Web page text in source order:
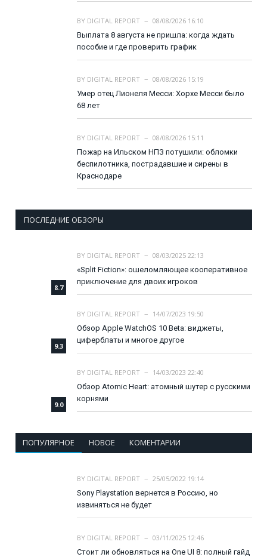
BY DIGITAL REPORT
08/08/2026 16:10
Выплата 8 августа не пришла: когда ждать
пособие и где проверить график
BY DIGITAL REPORT
08/08/2026 15:19
Умер отец Лионеля Месси: Хорхе Месси было
68 лет
BY DIGITAL REPORT
08/08/2026 15:11
Пожар на Ильском НПЗ потушили: обломки
беспилотника, пострадавшие и сирены в
Краснодаре
ПОСЛЕДНИЕ ОБЗОРЫ
8.7
BY DIGITAL REPORT
08/03/2025 22:13
«Split Fiction»: ошеломляющее кооперативное
приключение для двоих игроков
9.3
BY DIGITAL REPORT
14/07/2023 19:50
Обзор Apple WatchOS 10 Beta: виджеты,
циферблаты и многое другое
9.0
BY DIGITAL REPORT
14/03/2023 22:40
Обзор Atomic Heart: атомный шутер с русскими
корнями
ПОПУЛЯРНОЕ НОВОЕ КОМЕНТАРИИ
BY DIGITAL REPORT
25/05/2022 19:14
Sony Playstation вернется в Россию, но
извиняться не будет
BY DIGITAL REPORT
03/11/2025 12:46
Стоит ли обновляться на One UI 8: полный гайд